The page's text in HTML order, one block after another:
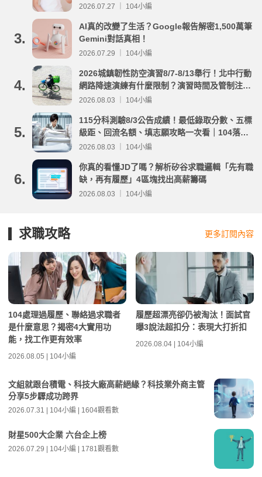
2026.07.27 ｜ 104小編
3.
AI真的改變了生活？Google報告解密1,500萬筆
Gemini對話真相！
2026.07.29 ｜ 104小編
4.
2026城鎮韌性防空演習8/7-8/13舉行！北中行動
網路降速演練有什麼限制？演習時間及管制注意
事項整理
2026.08.03 ｜ 104小編
5.
115分科測驗8/3公告成績！最低錄取分數、五標
級距、回流名額、填志願攻略一次看｜104落點
分析
2026.08.03 ｜ 104小編
6.
你真的看懂JD了嗎？解析矽谷求職邏輯「先有職
缺，再有履歷」4區塊找出高薪籌碼
2026.08.03 ｜ 104小編
求職攻略 更多訂閱內容
104處理過履歷、聯絡過求職者
是什麼意思？揭密4大實用功
能，找工作更有效率
2026.08.05 | 104小編
履歷超漂亮卻仍被淘汰！面試官
曝3說法超扣分：表現大打折扣
2026.08.04 | 104小編
文組就跟台積電、科技大廠高薪絕緣？科技業外商主管
分享5步驟成功跨界
2026.07.31 | 104小編 | 1604觀看數
財星500大企業 六台企上榜
2026.07.29 | 104小編 | 1781觀看數